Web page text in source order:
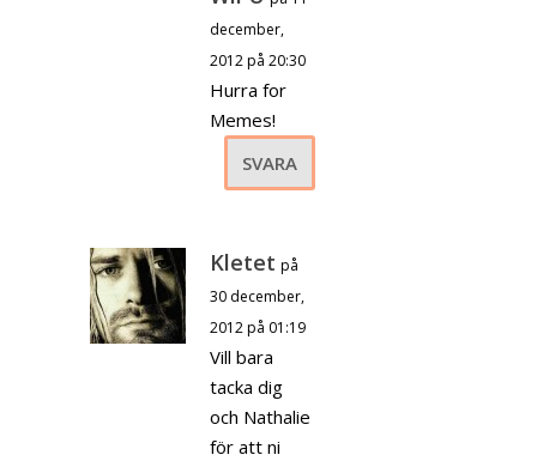
december,
2012 på 20:30
Hurra for
Memes!
SVARA
Kletet på
30 december,
2012 på 01:19
Vill bara
tacka dig
och Nathalie
för att ni